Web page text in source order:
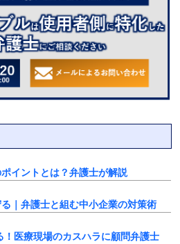
イントとは？弁護士が解説
｜弁護士と組む中小企業の対策術
！医療現場のカスハラに顧問弁護士